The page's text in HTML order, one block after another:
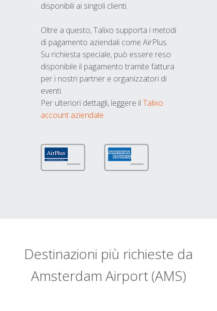
disponibili ai singoli clienti.
Oltre a questo, Talixo supporta i metodi
di pagamento aziendali come AirPlus.
Su richiesta speciale, può essere reso
disponibile il pagamento tramite fattura
per i nostri partner e organizzatori di
eventi.
Per ulteriori dettagli, leggere il Talixo
account aziendale
Destinazioni più richieste da
Amsterdam Airport (AMS)